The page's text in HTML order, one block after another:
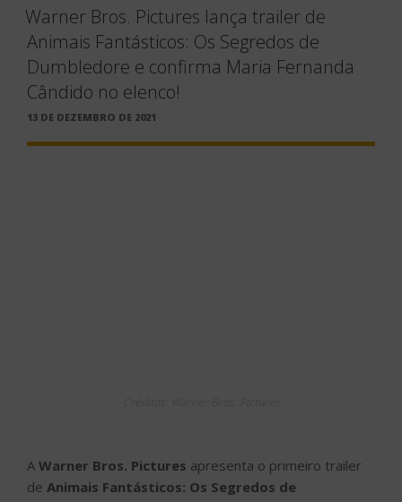
Warner Bros. Pictures lança trailer de
Animais Fantásticos: Os Segredos de
Dumbledore e confirma Maria Fernanda
Cândido no elenco!
PUBLICADO
13 DE DEZEMBRO DE 2021
Dumbledore representando o Brasil ao interpretar
Vicência Santos. Maria fez o anúncio em suas redes